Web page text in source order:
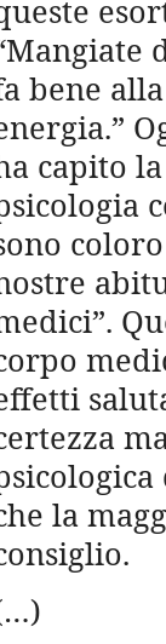
bene
capito
la